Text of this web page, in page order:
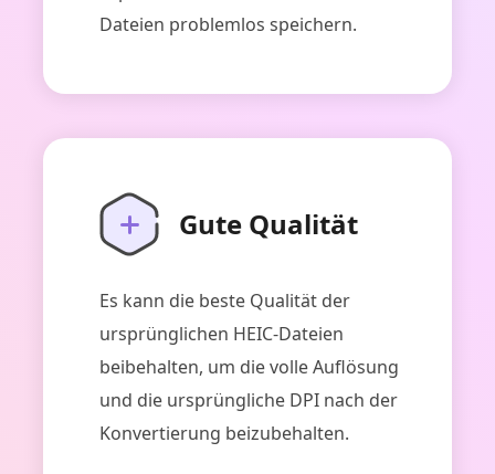
Dateien problemlos speichern.
Gute Qualität
Es kann die beste Qualität der
ursprünglichen HEIC-Dateien
beibehalten, um die volle Auflösung
und die ursprüngliche DPI nach der
Konvertierung beizubehalten.